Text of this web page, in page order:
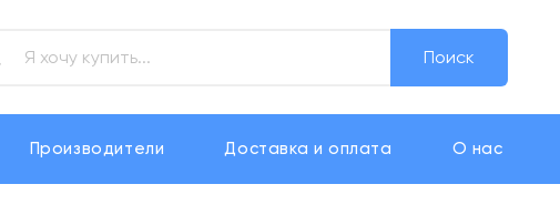
Поиск
Производители Доставка и оплата О нас